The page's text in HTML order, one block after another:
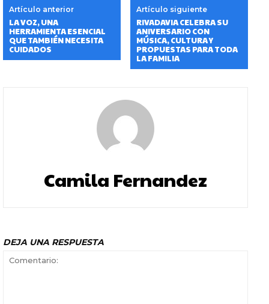
Artículo anterior
LA VOZ, UNA
HERRAMIENTA ESENCIAL
QUE TAMBIÉN NECESITA
CUIDADOS
Artículo siguiente
RIVADAVIA CELEBRA SU
ANIVERSARIO CON
MÚSICA, CULTURA Y
PROPUESTAS PARA TODA
LA FAMILIA
Camila Fernandez
DEJA UNA RESPUESTA